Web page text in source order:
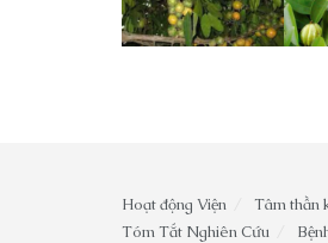
Hoạt động Viện Tâm thần
Tóm Tắt Nghiên Cứu